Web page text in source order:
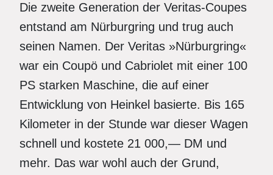
Die zweite Generation der Veritas-Coupes
entstand am Nürburgring und trug auch
seinen Namen. Der Veritas »Nürburgring«
war ein Coupö und Cabriolet mit einer 100
PS starken Maschine, die auf einer
Entwicklung von Heinkel basierte. Bis 165
Kilometer in der Stunde war dieser Wagen
schnell und kostete 21 000,— DM und
mehr. Das war wohl auch der Grund,